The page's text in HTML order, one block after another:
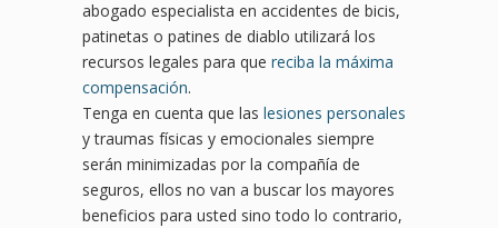
abogado especialista en accidentes de bicis,
patinetas o patines de diablo utilizará los
recursos legales para que reciba la máxima
compensación.
Tenga en cuenta que las lesiones personales
y traumas físicas y emocionales siempre
serán minimizadas por la compañía de
seguros, ellos no van a buscar los mayores
beneficios para usted sino todo lo contrario,